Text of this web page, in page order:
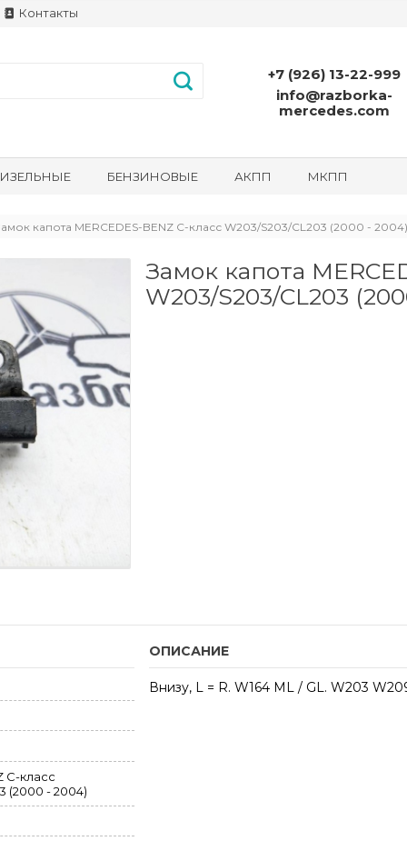
Контакты
+7 (926) 13-22-999
info@razborka-
mercedes.com
БЕНЗИНОВЫЕ АКПП МКПП
капота MERCEDES-BENZ C-класс W203/S203/CL203 (2000 - 2004)
Замок капота
W203/S203/CL203
C-класс
(2000 - 2004)
ОПИСАНИЕ
Внизу, L = R. W164 ML / GL. W203